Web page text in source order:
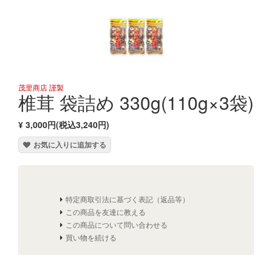
茂里商店 謹製
椎茸 袋詰め 330g(110g×3袋)
¥ 3,000円(税込3,240円)
お気に入りに追加する
特定商取引法に基づく表記（返品等）
この商品を友達に教える
この商品について問い合わせる
買い物を続ける